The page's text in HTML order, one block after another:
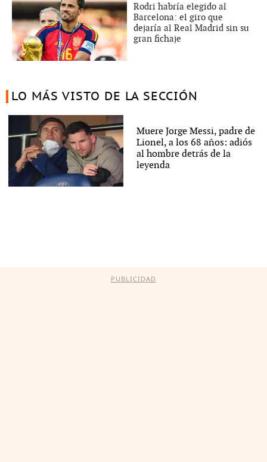
Rodri habría elegido al
Barcelona: el giro que
dejaría al Real Madrid sin su
gran fichaje
LO MÁS VISTO DE LA SECCIÓN
Muere Jorge Messi, padre de
Lionel, a los 68 años: adiós
al hombre detrás de la
leyenda
PUBLICIDAD